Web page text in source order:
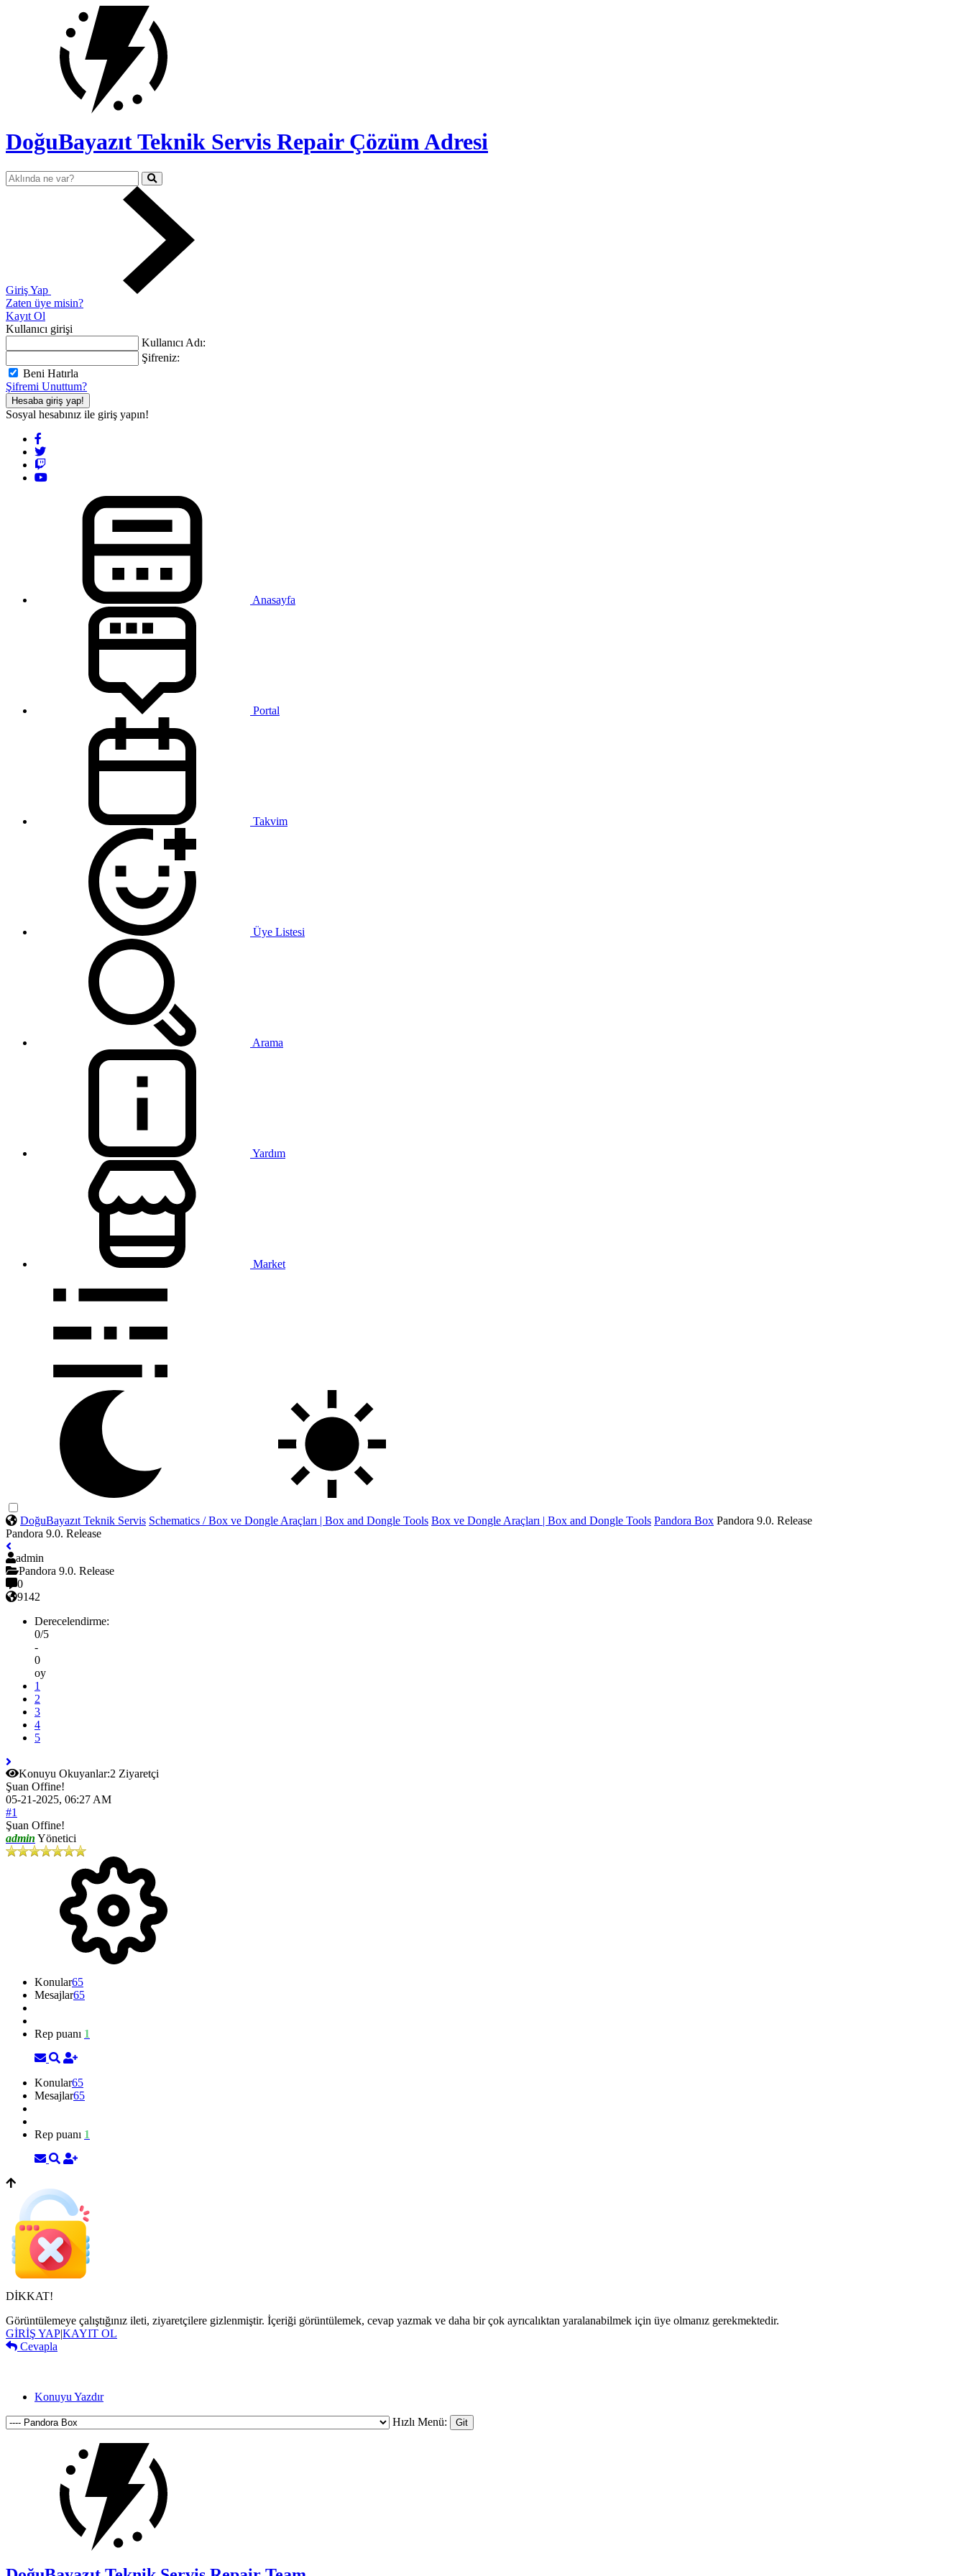
DoğuBayazıt Teknik Servis Repair Çözüm Adresi
Giriş Yap
Zaten üye misin?
Kayıt Ol
Kullanıcı girişi
Kullanıcı Adı:
Şifreniz:
Beni Hatırla
Şifremi Unuttum?
Hesaba giriş yap!
Sosyal hesabınız ile giriş yapın!
Anasayfa
Portal
Takvim
Üye Listesi
Arama
Yardım
Market
DoğuBayazıt Teknik Servis Schematics / Box ve Dongle Araçları | Box and Dongle Tools Box ve Dongle Araçları | Box and Dongle Tools Pandora Box Pandora 9.0. Release
Pandora 9.0. Release
admin
Pandora 9.0. Release
0
9142
Derecelendirme:
0/5
-
0
oy
1
2
3
4
5
Konuyu Okuyanlar:2 Ziyaretçi
Şuan Offine!
05-21-2025, 06:27 AM
#1
Şuan Offine!
admin Yönetici
Konular65
Mesajlar65
Rep puanı 1
Konular65
Mesajlar65
Rep puanı 1
DİKKAT!
Görüntülemeye çalıştığınız ileti, ziyaretçilere gizlenmiştir. İçeriği görüntülemek, cevap yazmak ve daha bir çok ayrıcalıktan yaralanabilmek için üye olmanız gerekmektedir.
GİRİŞ YAP|KAYIT OL
Cevapla
Konuyu Yazdır
Hızlı Menü: